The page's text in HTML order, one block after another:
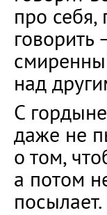
про себя,
говорить
над
С
даже не
о том,
а потом
посылает.